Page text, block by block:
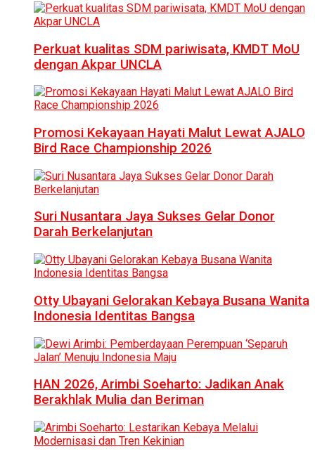
Perkuat kualitas SDM pariwisata, KMDT MoU
dengan Akpar UNCLA
Promosi Kekayaan Hayati Malut Lewat AJALO
Bird Race Championship 2026
Suri Nusantara Jaya Sukses Gelar Donor
Darah Berkelanjutan
Otty Ubayani Gelorakan Kebaya Busana Wanita
Indonesia Identitas Bangsa
HAN 2026, Arimbi Soeharto: Jadikan Anak
Berakhlak Mulia dan Beriman